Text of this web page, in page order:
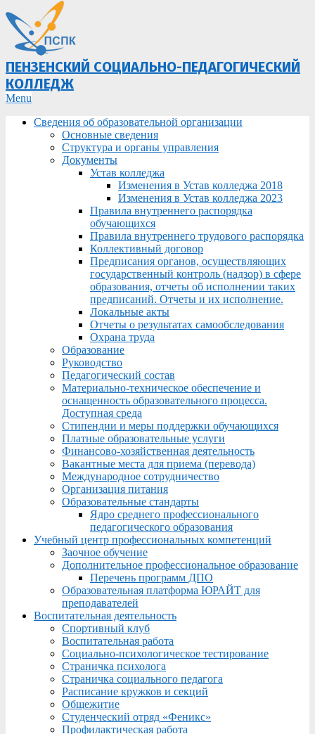
ПЕНЗЕНСКИЙ СОЦИАЛЬНО-ПЕДАГОГИЧЕСКИЙ
КОЛЛЕДЖ
Primary
Menu
Menu
Сведения об образовательной организации
Основные сведения
Структура и органы управления
Документы
Устав колледжа
Изменения в Устав колледжа 2018
Изменения в Устав колледжа 2023
Правила внутреннего распорядка
обучающихся
Правила внутреннего трудового распорядка
Коллективный договор
Предписания органов, осуществляющих
государственный контроль (надзор) в сфере
образования, отчеты об исполнении таких
предписаний. Отчеты и их исполнение.
Локальные акты
Отчеты о результатах самообследования
Охрана труда
Образование
Руководство
Педагогический состав
Материально-техническое обеспечение и
оснащенность образовательного процесса.
Доступная среда
Стипендии и меры поддержки обучающихся
Платные образовательные услуги
Финансово-хозяйственная деятельность
Вакантные места для приема (перевода)
Международное сотрудничество
Организация питания
Образовательные стандарты
Ядро среднего профессионального
педагогического образования
Учебный центр профессиональных компетенций
Заочное обучение
Дополнительное профессиональное образование
Перечень программ ДПО
Образовательная платформа ЮРАЙТ для
преподавателей
Воспитательная деятельность
Спортивный клуб
Воспитательная работа
Социально-психологическое тестирование
Страничка психолога
Страничка социального педагога
Расписание кружков и секций
Общежитие
Студенческий отряд «Феникс»
Профилактическая работа